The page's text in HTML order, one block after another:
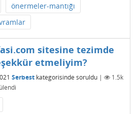
önermeler-mantığı
sitesine tezimde
etmeliyim?
Serbestkategorisinde soruldu |
1.5k